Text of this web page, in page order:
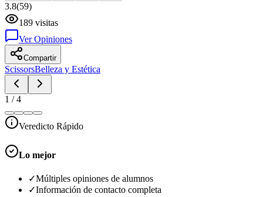
3.8(59)
189 visitas
Ver Opiniones
Compartir
ScissorsBelleza y Estética
1 /4
Veredicto Rápido
Lo mejor
✓Múltiples opiniones de alumnos
✓Información de contacto completa